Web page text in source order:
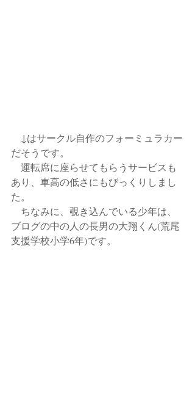
↓はサークル自作のフォーミュラカー
だそうです。
運転席に座らせてもらうサービスも
あり、車高の低さにもびっくりしまし
た。
ちなみに、覗き込んでいる少年は、
ブログの中の人の長男の大翔くん(荒尾
支援学校小学6年)です。